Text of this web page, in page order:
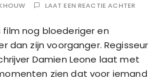
LAAT EEN REACTIE ACHTER
film nog bloederiger en
dan zijn voorganger. Regisseur
Damien Leone laat met
zien dat voor iemand